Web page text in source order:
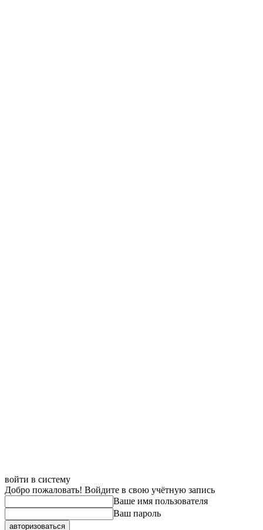
войти в систему
Добро пожаловать! Войдите в свою учётную запись
Ваше имя пользователя
Ваш пароль